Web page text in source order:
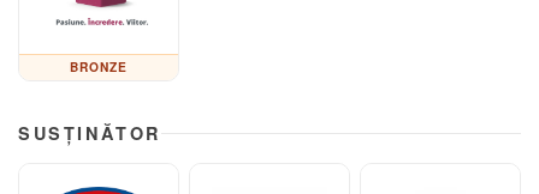
BRONZE
SUSȚINĂTOR